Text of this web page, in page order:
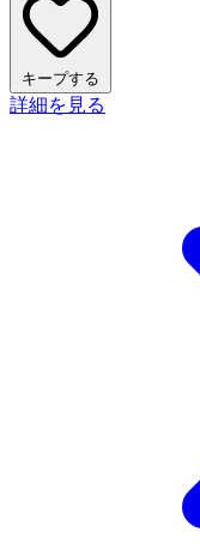
キープする
詳細を見る